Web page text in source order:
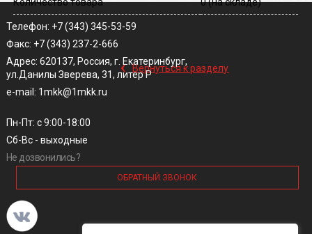
‹ Вернуться к разделу
Телефон: +7 (343) 345-53-59
Факс: +7 (343) 237-2-666
Адрес: 620137, Россия, г. Екатеринбург,
ул.Данилы Зверева, 31, литер Р
e-mail: 1mkk@1mkk.ru
Пн-Пт: с 9:00-18:00
Сб-Вс - выходные
Не дозвонились?
ОБРАТНЫЙ ЗВОНОК